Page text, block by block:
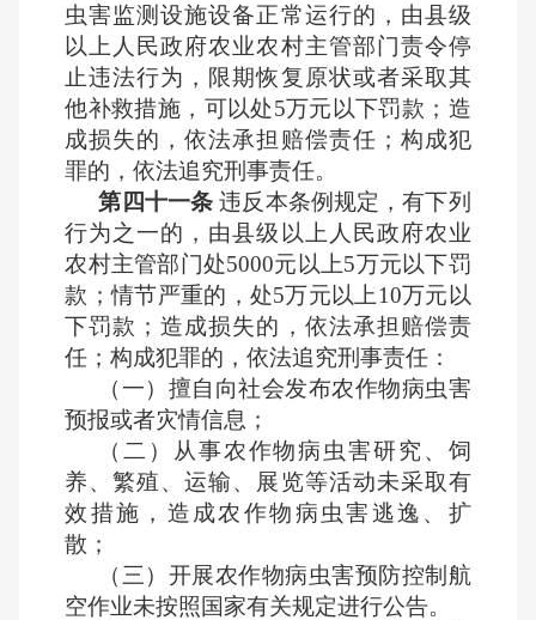
虫害监测设施设备正常运行的，由县级
以上人民政府农业农村主管部门责令停
止违法行为，限期恢复原状或者采取其
他补救措施，可以处5万元以下罚款；造
成损失的，依法承担赔偿责任；构成犯
罪的，依法追究刑事责任。
第四十一条 违反本条例规定，有下列
行为之一的，由县级以上人民政府农业
农村主管部门处5000元以上5万元以下罚
款；情节严重的，处5万元以上10万元以
下罚款；造成损失的，依法承担赔偿责
任；构成犯罪的，依法追究刑事责任：
（一）擅自向社会发布农作物病虫害
预报或者灾情信息；
（二）从事农作物病虫害研究、饲
养、繁殖、运输、展览等活动未采取有
效措施，造成农作物病虫害逃逸、扩
散；
（三）开展农作物病虫害预防控制航
空作业未按照国家有关规定进行公告。